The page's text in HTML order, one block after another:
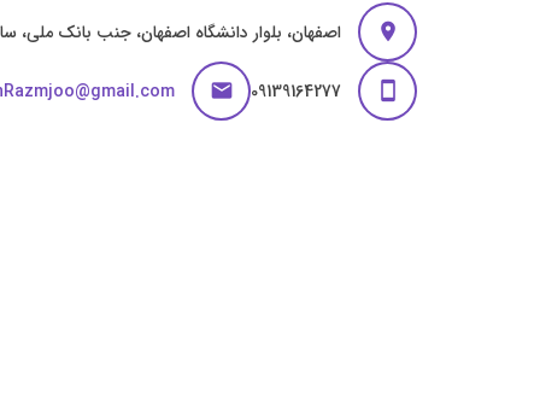
اصفهان، بلوار دانشگاه اصفهان، جنب بانک ملی،
‎09139164277